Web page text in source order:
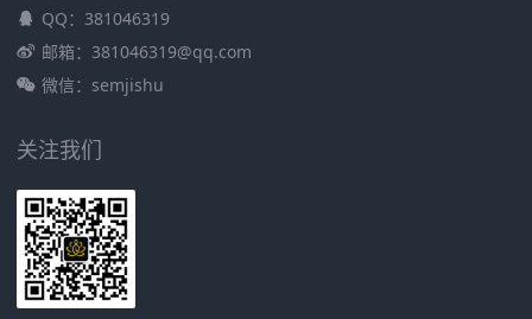
QQ：381046319
邮箱：381046319@qq.com
微信：semjishu
关注我们